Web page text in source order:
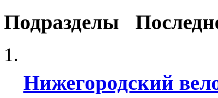
Подразделы
Нижегородский